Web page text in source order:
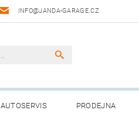
INFO@JANDA-GARAGE.CZ
AUTOSERVIS PRODEJNA